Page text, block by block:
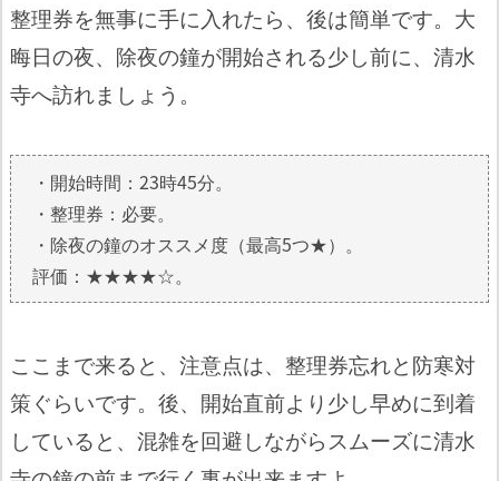
整理券を無事に手に入れたら、後は簡単です。大
晦日の夜、除夜の鐘が開始される少し前に、清水
寺へ訪れましょう。
・開始時間：23時45分。
・整理券：必要。
・除夜の鐘のオススメ度（最高5つ★）。
評価：★★★★☆。
ここまで来ると、注意点は、整理券忘れと防寒対
策ぐらいです。後、開始直前より少し早めに到着
していると、混雑を回避しながらスムーズに清水